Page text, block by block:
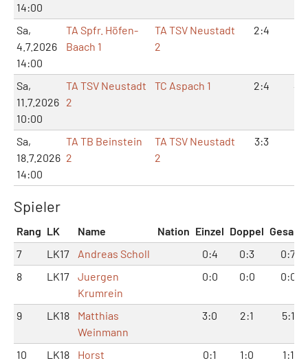
14:00
Sa,
4.7.2026
14:00
TA Spfr. Höfen-
Baach 1
TA TSV Neustadt
2
2:4
Sa,
11.7.2026
10:00
TA TSV Neustadt
2
TC Aspach 1 2:4 4:8
Sa,
18.7.2026
14:00
TA TB Beinstein
2
TA TSV Neustadt
2
3:3
Spieler
Rang LK Name Nation Einzel Doppel Gesamt
7
LK17 Andreas Scholl 0:4 0:3
0:7
8
LK17
Juergen
Krumrein
0:0 0:0 0:0
9 LK18
Matthias
Weinmann
3:0 2:1 5:1
10 LK18
Horst
0:1 1:0 1:1